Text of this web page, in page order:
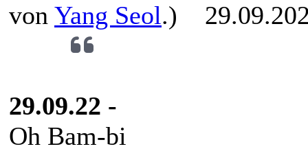
von Yang Seol.)
29.09.22 -
Oh Bam-bi